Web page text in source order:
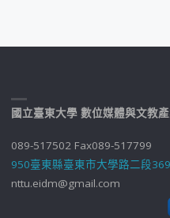
國立臺東大學 數位媒體與文教
089-517502 Fax089-517799
950臺東縣臺東市大學路二段
nttu.eidm@gmail.com